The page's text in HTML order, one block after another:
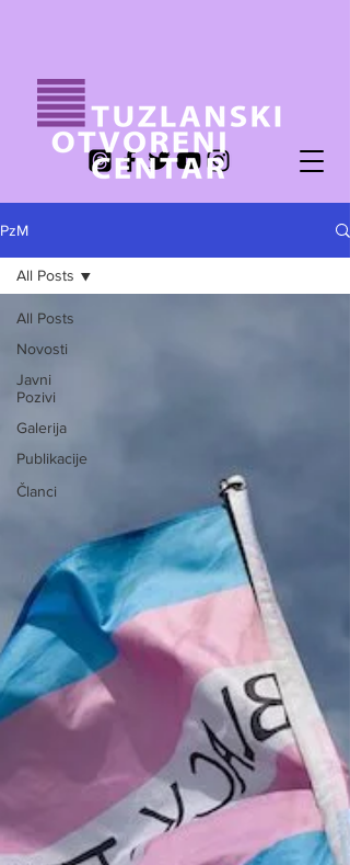
PzM
All Posts
Novosti
Javni
Pozivi
Galerija
Publikacije
Članci
All Posts